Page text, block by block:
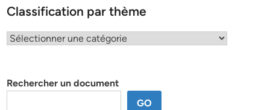
Classification par thème
Classification
Rechercher un document
GO